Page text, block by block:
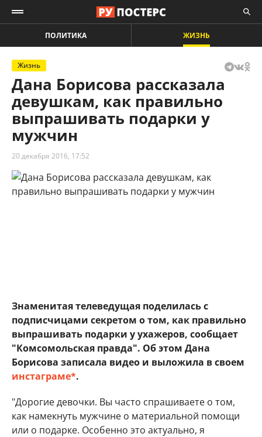
ПОЛИТИКА ЖИЗНЬ
Жизнь
Дана Борисова рассказала
девушкам, как правильно
выпрашивать подарки у
мужчин
20 декабря 2016, 17:52
Знаменитая телеведущая поделилась с
подписчицами секретом о том, как правильно
выпрашивать подарки у ухажеров, сообщает
"Комсомольская правда". Об этом Дана
Борисова записала видео и выложила в своем
инстаграме*.
"Дорогие девочки. Вы часто спрашиваете о том,
как намекнуть мужчине о материальной помощи
или о подарке. Особенно это актуально, я